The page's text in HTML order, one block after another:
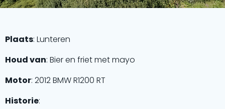
Plaats: Lunteren
Houd van: Bier en friet met mayo
Motor: 2012 BMW R1200 RT
Historie: